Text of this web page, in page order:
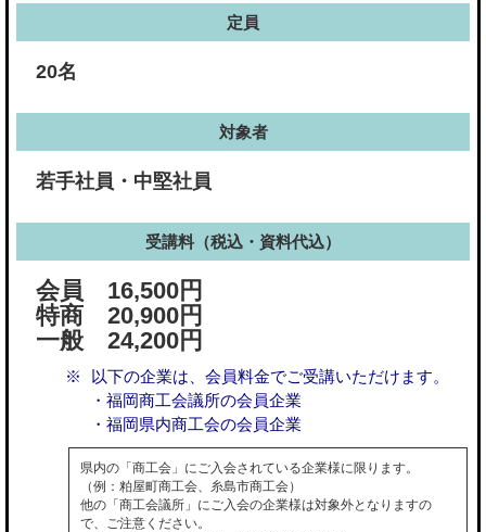
定員
20名
対象者
若手社員・中堅社員
受講料（税込・資料代込）
会員 16,500円
特商 20,900円
一般 24,200円
以下の企業は、会員料金でご受講いただけます。
・福岡商工会議所の会員企業
・福岡県内商工会の会員企業
県内の「商工会」にご入会されている企業様に限ります。
（例：粕屋町商工会、糸島市商工会）
他の「商工会議所」にご入会の企業様は対象外となりますの
で、ご注意ください。